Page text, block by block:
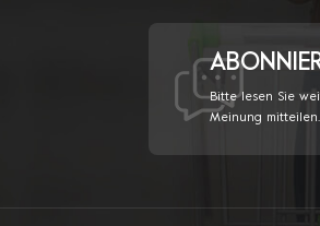
Bitte lesen Sie
Meinung mitteilen.